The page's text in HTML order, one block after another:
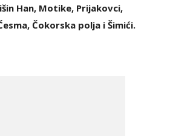
Han, Motike, Prijakovci,
Čokorska polja i Šimići.